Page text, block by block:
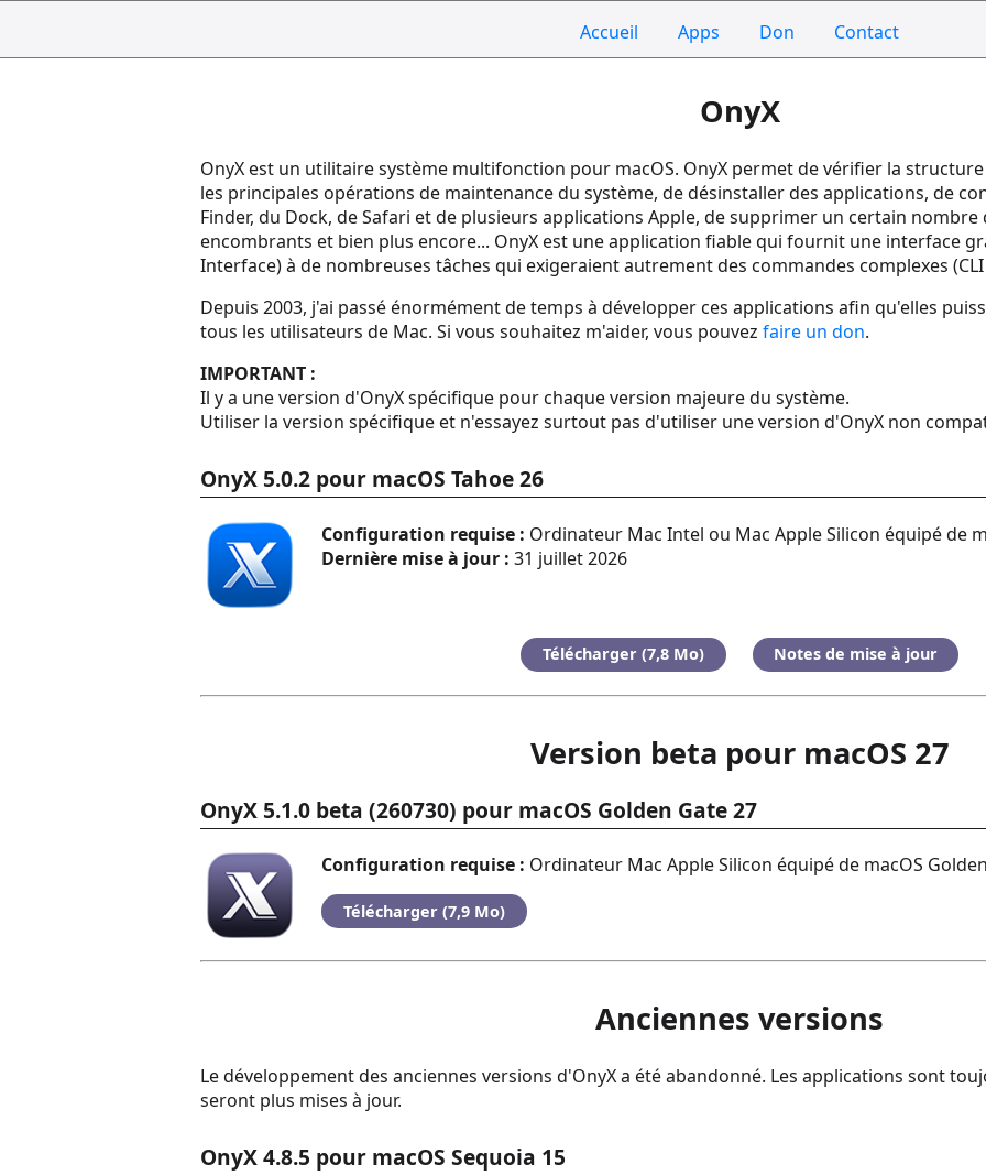
Accueil Apps Don Contact
OnyX
OnyX est un utilitaire système multifonction pour macOS. OnyX permet de vérifier la
les principales opérations de maintenance du système, de désinstaller des applications, de
Finder, du Dock, de Safari et de plusieurs applications Apple, de supprimer un certain
encombrants et bien plus encore... OnyX est une application fiable qui fournit une interface
Interface) à de nombreuses tâches qui exigeraient autrement des commandes complexes
Depuis 2003, j'ai passé énormément de temps à développer ces applications afin qu'elles
tous les utilisateurs de Mac. Si vous souhaitez m'aider, vous pouvez faire un don.
IMPORTANT :
Il y a une version d'OnyX spécifique pour chaque version majeure du système.
Utiliser la version spécifique et n'essayez surtout pas d'utiliser une version d'OnyX non
OnyX 5.0.2 pour macOS Tahoe 26
Configuration requise : Ordinateur Mac Intel ou Mac Apple Silicon équipé de
Dernière mise à jour : 31 juillet 2026
Télécharger (7,8 Mo) Notes de mise à jour
Version beta pour macOS 27
OnyX 5.1.0 beta (260730) pour macOS Golden Gate 27
Configuration requise : Ordinateur Mac Apple Silicon équipé de macOS
Télécharger (7,9 Mo)
Anciennes versions
Le développement des anciennes versions d'OnyX a été abandonné. Les applications sont
seront plus mises à jour.
OnyX 4.8.5 pour macOS Sequoia 15